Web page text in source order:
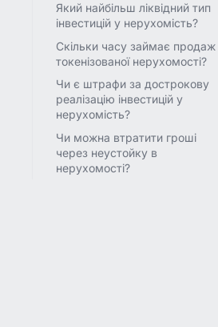
Який найбільш ліквідний тип
інвестицій у нерухомість?
Скільки часу займає продаж
токенізованої нерухомості?
Чи є штрафи за дострокову
реалізацію інвестицій у
нерухомість?
Чи можна втратити гроші
через неустойку в
нерухомості?